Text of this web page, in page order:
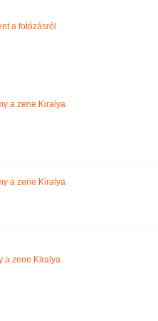
a fotózásról
a zene Kiralya
a zene Kiralya
a zene Kiralya